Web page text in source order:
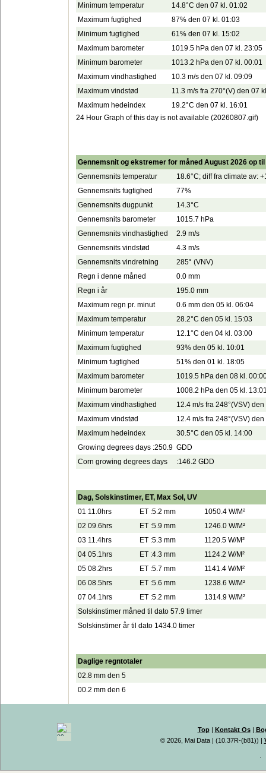
Minimum temperatur
14.8°C den 07 kl. 01:02
Maximum fugtighed
87% den 07 kl. 01:03
Minimum fugtighed
61% den 07 kl. 15:02
Maximum barometer
1019.5 hPa den 07 kl. 23:05
Minimum barometer
1013.2 hPa den 07 kl. 00:01
Maximum vindhastighed
10.3 m/s den 07 kl. 09:09
Maximum vindstød
11.3 m/s fra 270°(V) den 07
Maximum hedeindex
19.2°C den 07 kl. 16:01
24 Hour Graph of this day is not available (20260807.gif)
Gennemsnit og ekstremer for måned August 2026 op til
Gennemsnits temperatur
18.6°C; diff fra climate av:
Gennemsnits fugtighed
77%
Gennemsnits dugpunkt
14.3°C
Gennemsnits barometer
1015.7 hPa
Gennemsnits vindhastighed
2.9 m/s
Gennemsnits vindstød
4.3 m/s
Gennemsnits vindretning
285° (VNV)
Regn i denne måned
0.0 mm
Regn i år
195.0 mm
Maximum regn pr. minut
0.6 mm den 05 kl. 06:04
Maximum temperatur
28.2°C den 05 kl. 15:03
Minimum temperatur
12.1°C den 04 kl. 03:00
Maximum fugtighed
93% den 05 kl. 10:01
Minimum fugtighed
51% den 01 kl. 18:05
Maximum barometer
1019.5 hPa den 08 kl.
Minimum barometer
1008.2 hPa den 05 kl.
Maximum vindhastighed
12.4 m/s fra 248°(VSV)
Maximum vindstød
12.4 m/s fra 248°(VSV)
Maximum hedeindex
30.5°C den 05 kl. 14:00
Growing degrees days :250.9 GDD
Corn growing degrees days
:146.2 GDD
Dag, Solskinstimer, ET, Max Sol, UV
01 11.0hrs
ET :5.2 mm
1050.4 W/M²
02 09.6hrs
ET :5.9 mm
1246.0 W/M²
03 11.4hrs
ET :5.3 mm
1120.5 W/M²
04 05.1hrs
ET :4.3 mm
1124.2 W/M²
05 08.2hrs
ET :5.7 mm
1141.4 W/M²
06 08.5hrs
ET :5.6 mm
1238.6 W/M²
07 04.1hrs
ET :5.2 mm
1314.9 W/M²
Solskinstimer måned til dato 57.9 timer
Solskinstimer år til dato 1434.0 timer
Daglige regntotaler
02.8 mm den 5
00.2 mm den 6
Top| Kontakt Os |
© 2026, Mai Data| (10.37R-(b81)) |
.